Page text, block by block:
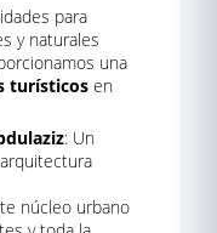
para
y naturales
una
turísticos en
: Un
núcleo urbano